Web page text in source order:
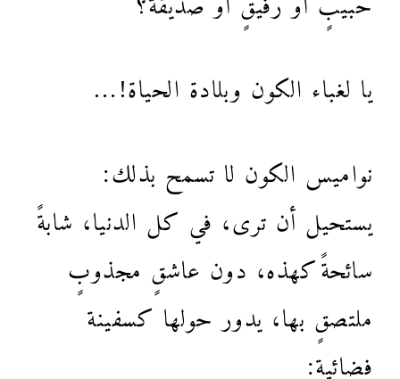
يا لغباء الكون وبلادة الحياة!…
نواميس الكون لا تسمح بذلك:
يستحيل أن ترى، في كل الدنيا، شابةً
سائحةً كهذه، دون عاشقٍ مجذوبٍ
ملتصقٍ بها، يدور حولها كسفينة
فضائية: